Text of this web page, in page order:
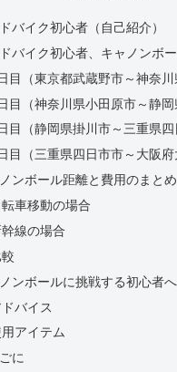
バイク初心者（自己紹介）
バイク初心者、キャノンボ
目（東京都武蔵野市～神奈川
目（神奈川県小田原市～静岡
目（静岡県掛川市～三重県四
目（三重県四日市市～大阪府
ンボール距離と費用のまとめ
転車移動の場合
幹線の場合
ンボールに挑戦する初心者へ
バイス
アイテム
に